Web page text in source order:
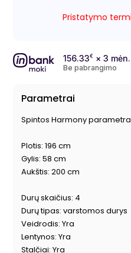
Pristatymo
156.33€ × 3 mėn.
Be pabrangimo
Parametrai
Spintos Harmony
Plotis: 196 cm
Gylis: 58 cm
Aukštis: 200 cm
Durų skaičius: 4
Durų tipas: varstomos durys
Veidrodis: Yra
Lentynos: Yra
Stalčiai: Yra